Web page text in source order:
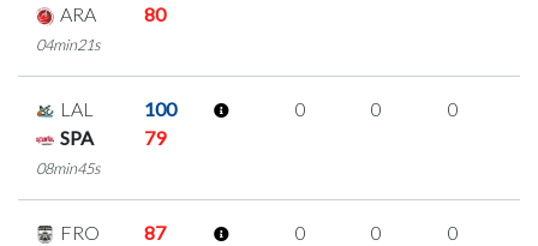
ARA
80
04min21s
LAL
100
SPA
79
08min45s
0 0 0
FRO
87
0 0 0